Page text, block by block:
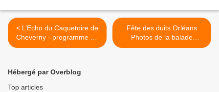
< L’Echo du Caquetoire de
Cheverny - programme du
12 au 14 août 2011
Fête des duits Orléans
Photos de la balade
artistique sur la Loire >
Hébergé par Overblog
Top articles